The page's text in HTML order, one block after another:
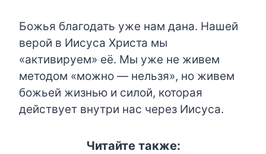
Божья благодать уже нам дана. Нашей
верой в Иисуса Христа мы
«активируем» её. Мы уже не живем
методом «можно — нельзя», но живем
божьей жизнью и силой, которая
действует внутри нас через Иисуса.
Читайте также: